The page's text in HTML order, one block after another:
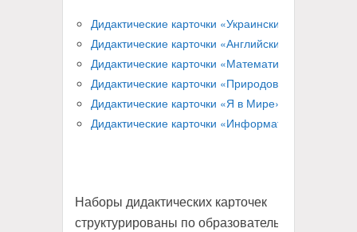
Дидактические карточки «Украинский язык»
Дидактические карточки «Английский язык»
Дидактические карточки «Математика»
Дидактические карточки «Природоведение»
Дидактические карточки «Я в Мире»
Дидактические карточки «Информатика»
Наборы дидактических карточек
структурированы по образовательным